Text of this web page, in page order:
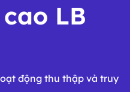
LB
động thu thập và truy